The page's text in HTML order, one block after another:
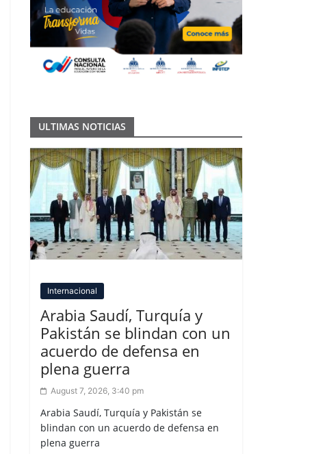
ULTIMAS NOTICIAS
Internacional
Arabia Saudí, Turquía y
Pakistán se blindan con un
acuerdo de defensa en
plena guerra
August 7, 2026, 3:40 pm
Arabia Saudí, Turquía y Pakistán se
blindan con un acuerdo de defensa en
plena guerra